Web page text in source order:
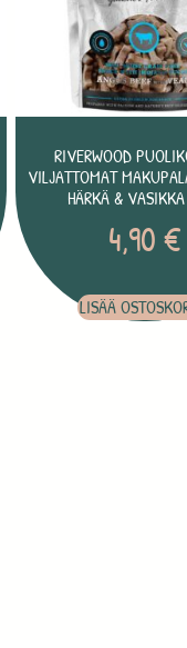
RIVERWOOD
VILJATTOMAT
HÄRKÄ &
4,90€
LISÄÄ